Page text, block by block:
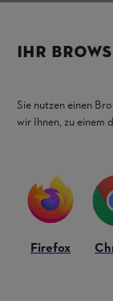
STIHL
2 und PolyCut 3-2.
IHR
Sie nutzen einen
wir Ihnen, zu einem
Firefox